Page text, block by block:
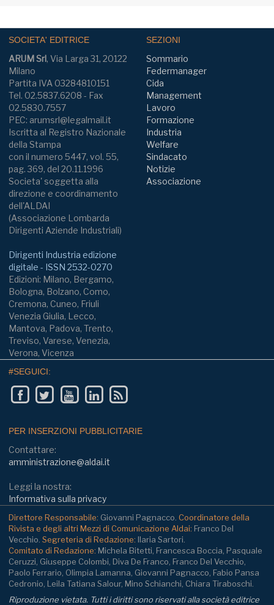
SOCIETA' EDITRICE
ARUM Srl, Via Larga 31, 20122
Milano
Partita IVA 03284810151
Tel. 02.5837.6208 - Fax
02.5830.7557
PEC: arumsrl@legalmail.it
Iscritta al Registro Nazionale
della Stampa
con il numero 5447, vol. 55,
pag. 369, del 20.11.1996
Societa' soggetta alla
direzione e coordinamento
dell'ALDAI
(Associazione Lombarda
Dirigenti Aziende Industriali)
Dirigenti Industria edizione
digitale - ISSN 2532-0270
Edizioni: Milano, Bergamo,
Bologna, Bolzano, Como,
Cremona, Cuneo, Friuli
Venezia Giulia, Lecco,
Mantova, Padova, Trento,
Treviso, Varese, Venezia,
Verona, Vicenza
SEZIONI
Sommario
Federmanager
Cida
Management
Lavoro
Formazione
Industria
Welfare
Sindacato
Notizie
Associazione
#SEGUICI:
PER INSERZIONI PUBBLICITARIE
Contattare:
amministrazione@aldai.it
Leggi la nostra:
Informativa sulla privacy
Direttore Responsabile: Giovanni Pagnacco. Coordinatore della
Rivista e degli altri Mezzi di Comunicazione Aldai: Franco Del
Vecchio. Segreteria di Redazione: Ilaria Sartori.
Comitato di Redazione: Michela Bitetti, Francesca Boccia, Pasquale
Ceruzzi, Giuseppe Colombi, Diva De Franco, Franco Del Vecchio,
Paolo Ferrario, Olimpia Lamanna, Giovanni Pagnacco, Fabio Pansa
Cedronio, Leila Tatiana Salour, Mino Schianchi, Chiara Tiraboschi.
Riproduzione vietata. Tutti i diritti sono riservati alla società editrice